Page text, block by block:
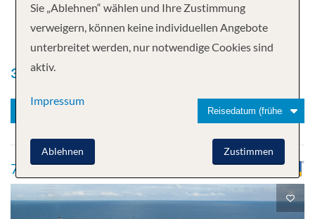
336Kreuzfahrten gefunden
7 Night Western Caribbean Cruise
Sie „Ablehnen“ wählen und Ihre Zustimmung
verweigern, können keine individuellen Angebote
unterbreitet werden, nur notwendige Cookies sind
aktiv.
Impressum
Zustimmen
Ablehnen